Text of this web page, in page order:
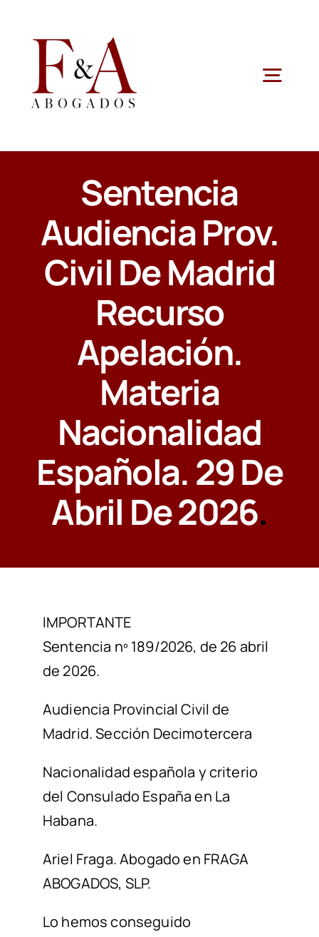
contenido
QUIENES SOMOS
ÁREAS JURÍDICAS
CONTACTAR
Sentencia
Audiencia Prov.
Civil De Madrid
Recurso
Apelación.
Materia
Nacionalidad
Española. 29 De
Abril De 2026.
IMPORTANTE
Sentencia nº 189/2026, de 26 abril
de 2026.
Audiencia Provincial Civil de
Madrid. Sección Decimotercera
Nacionalidad española y criterio
del Consulado España en La
Habana.
Ariel Fraga. Abogado en FRAGA
ABOGADOS, SLP.
Lo hemosconseguido